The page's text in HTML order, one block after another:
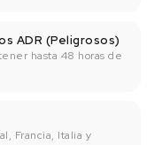
ADR (Peligrosos)
hasta 48 horas de
Francia, Italia y